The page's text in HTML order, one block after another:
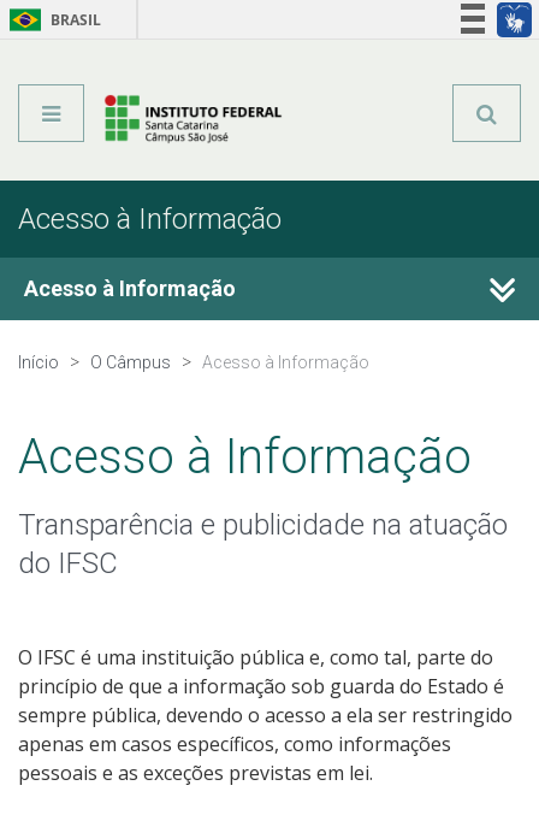
BRASIL
Acesso à Informação
Acesso à Informação
Auditorias
Carta de Serviços ao Usuário
Parcerias, convênios e transferências
Indicadores e Estatísticas
Informações Classificadas
Início O Câmpus Acesso à Informação
Acesso à Informação
Transparência e publicidade na atuação
do IFSC
O IFSC é uma instituição pública e, como tal, parte do
princípio de que a informação sob guarda do Estado é
sempre pública, devendo o acesso a ela ser restringido
apenas em casos específicos, como informações
pessoais e as exceções previstas em lei.